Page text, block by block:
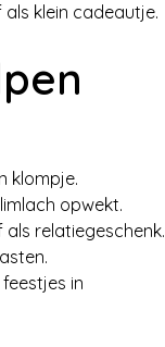
klein cadeautje.
klompje.
opwekt.
relatiegeschenk.
in